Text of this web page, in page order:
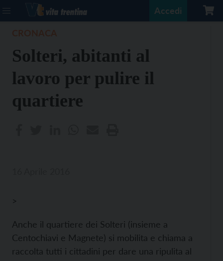
Accedi
Solteri, abitanti al
lavoro per pulire il
quartiere
>
Anche il quartiere dei Solteri (insieme a
Centochiavi e Magnete) si mobilita e chiama a
raccolta tutti i cittadini per dare una ripulita al